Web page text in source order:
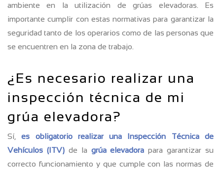
ambiente en la utilización de grúas elevadoras. Es
importante cumplir con estas normativas para garantizar la
seguridad tanto de los operarios como de las personas que
se encuentren en la zona de trabajo.
¿Es necesario realizar una
inspección técnica de mi
grúa elevadora?
Sí,es obligatorio realizar una Inspección Técnica de
Vehículos (ITV)de la grúa elevadora para garantizar su
correcto funcionamiento y que cumple con las normas de